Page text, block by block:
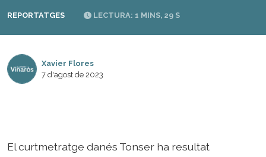
REPORTATGES LECTURA: 1 MINS, 29 S
Xavier Flores
7 d'agost de 2023
El curtmetratge danés Tonser ha resultat